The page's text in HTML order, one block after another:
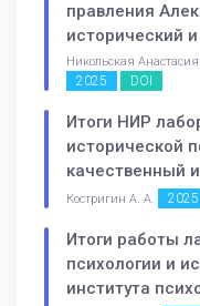
правления
исторический
Никольская
2025 DOI
Итоги НИР
исторической
качественный
Костригин А. А. 2025
Итоги работы
психологии и
института